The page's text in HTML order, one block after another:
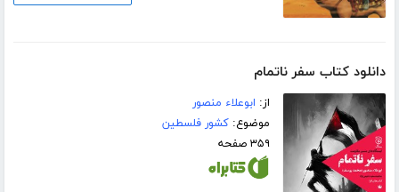
دانلود کتاب سفر ناتمام
از: ابوعلاء منصور
موضوع:کشور فلسطین
۳۵۹ صفحه